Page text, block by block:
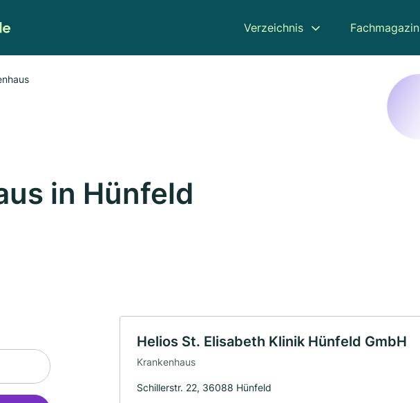
Verzeichnis Fachmagazin
in Hünfeld
Helios St. Elisabeth Klinik Hünfeld GmbH
Krankenhaus
Schillerstr. 22, 36088 Hünfeld